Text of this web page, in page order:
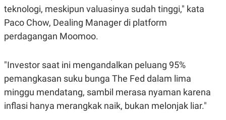
A
E
M
Y
E
S
E
A
N
G
G
I
N
E
R
teknologi, meskipun valuasinya sudah tinggi," kata
Paco Chow, Dealing Manager di platform
perdagangan Moomoo.
"Investor saat ini mengandalkan peluang 95%
pemangkasan suku bunga The Fed dalam lima
minggu mendatang, sambil merasa nyaman karena
inflasi hanya merangkak naik, bukan melonjak liar."